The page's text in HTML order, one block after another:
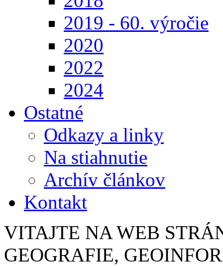
2019 - 60. výročie
2020
2022
2024
Ostatné
Odkazy a linky
Na stiahnutie
Archív článkov
Kontakt
VITAJTE NA WEB
GEOGRAFIE,